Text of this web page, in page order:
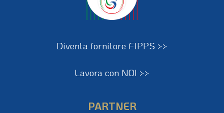
Diventa fornitore FIPPS >>
Lavora con NOI >>
PARTNER